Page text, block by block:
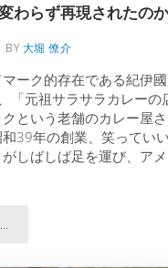
わらず再現されたの
BY 大堀 僚介
ーク的存在である紀伊
「元祖サラサラカレーの
という老舗のカレー屋
39年の創業、笑ってい
しばしば足を運び、ア
ナック｜惜しまれつつ閉店